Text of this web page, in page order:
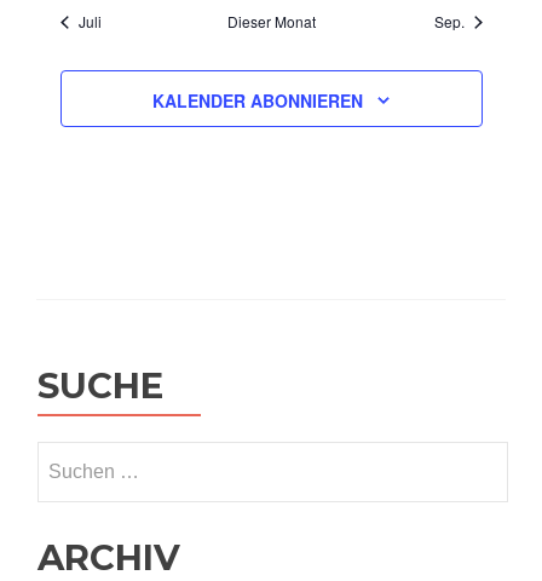
Juli Dieser Monat Sep.
KALENDER ABONNIEREN
SUCHE
nach:
ARCHIV